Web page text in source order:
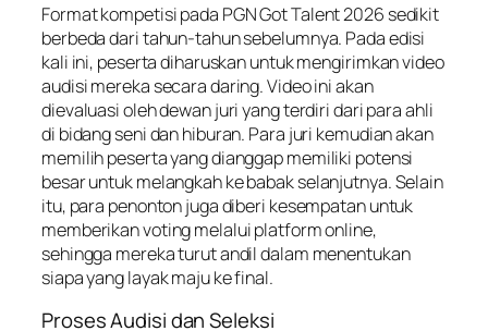
Format kompetisi pada PGN Got Talent 2026 sedikit
berbeda dari tahun-tahun sebelumnya. Pada edisi
kali ini, peserta diharuskan untuk mengirimkan video
audisi mereka secara daring. Video ini akan
dievaluasi oleh dewan juri yang terdiri dari para ahli
di bidang seni dan hiburan. Para juri kemudian akan
memilih peserta yang dianggap memiliki potensi
besar untuk melangkah ke babak selanjutnya. Selain
itu, para penonton juga diberi kesempatan untuk
memberikan voting melalui platform online,
sehingga mereka turut andil dalam menentukan
siapa yang layak maju ke final.
Proses Audisi dan Seleksi